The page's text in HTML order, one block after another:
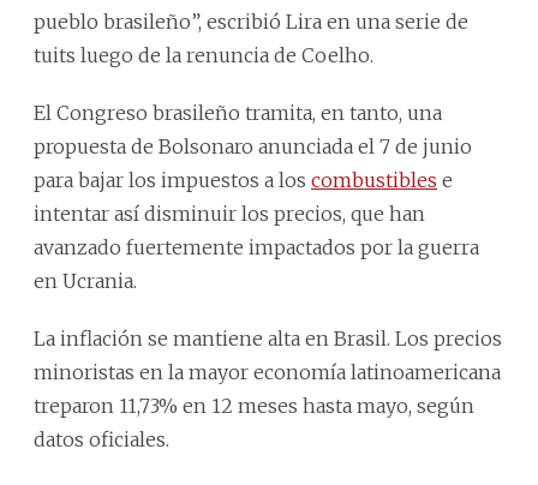
pueblo brasileño”, escribió Lira en una serie de
tuits luego de la renuncia de Coelho.
El Congreso brasileño tramita, en tanto, una
propuesta de Bolsonaro anunciada el 7 de junio
para bajar los impuestos a los combustibles e
intentar así disminuir los precios, que han
avanzado fuertemente impactados por la guerra
en Ucrania.
La inflación se mantiene alta en Brasil. Los precios
minoristas en la mayor economía latinoamericana
treparon 11,73% en 12 meses hasta mayo, según
datos oficiales.